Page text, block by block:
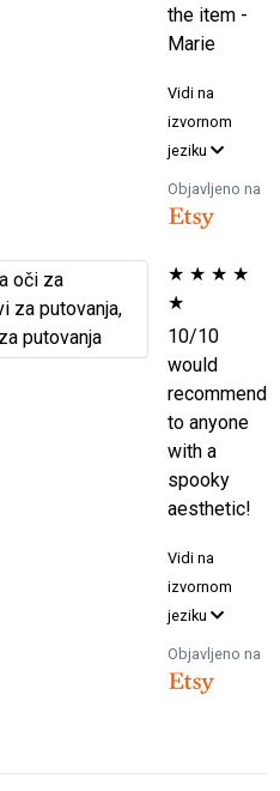
the item -
Marie
Vidi na
izvornom
jeziku
Objavljeno na
★ ★ ★ ★
★
10/10
would
recommend
to anyone
with a
spooky
aesthetic!
Vidi na
izvornom
jeziku
Objavljeno na